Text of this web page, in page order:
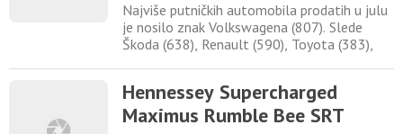
Najviše putničkih automobila prodatih u julu
je nosilo znak Volkswagena (807). Slede
Škoda (638), Renault (590), Toyota (383),
komora. Najprodavaniji modeli su Renault
Clio (130), Škoda Octavia (122), Škoda
Hennessey Supercharged
Maximus Rumble Bee SRT